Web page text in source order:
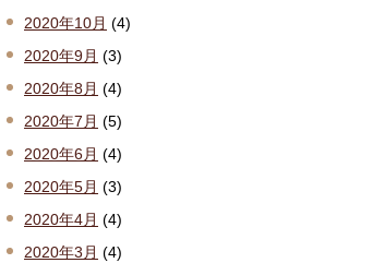
2020年10月 (4)
2020年9月 (3)
2020年8月 (4)
2020年7月 (5)
2020年6月 (4)
2020年5月 (3)
2020年4月 (4)
2020年3月 (4)